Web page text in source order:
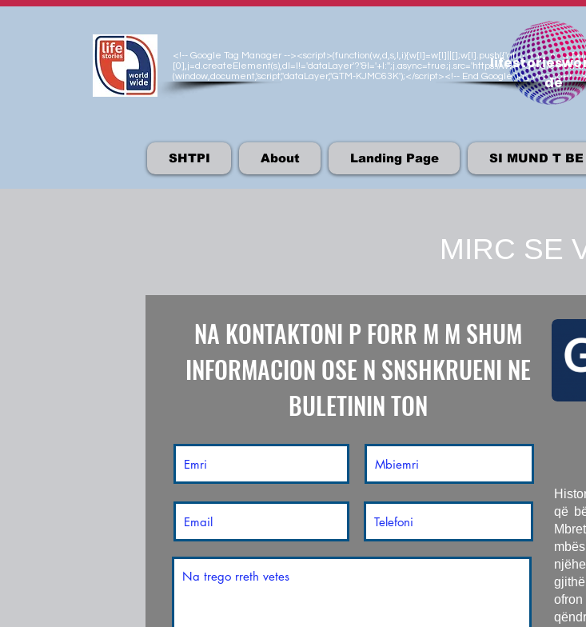
<!-- Google Tag Manager --><script>(function(w,d,s,l,i){w[l]=w[l]||[];w[l].push({'gtm.start':new
[0],j=d.createElement(s),dl=l!='dataLayer'?'&l='+l:'';j.async=true;j.src='https://
(window,document,'script','dataLayer','GTM-KJMC63K');</script><!-- End Google Tag Manager --
de
SHTPI About Landing Page SI MUND T
MIRC SE
NA KONTAKTONI P FORR M M SHUM
INFORMACION OSE N SNSHKRUENI NE
BULETININ TON
që